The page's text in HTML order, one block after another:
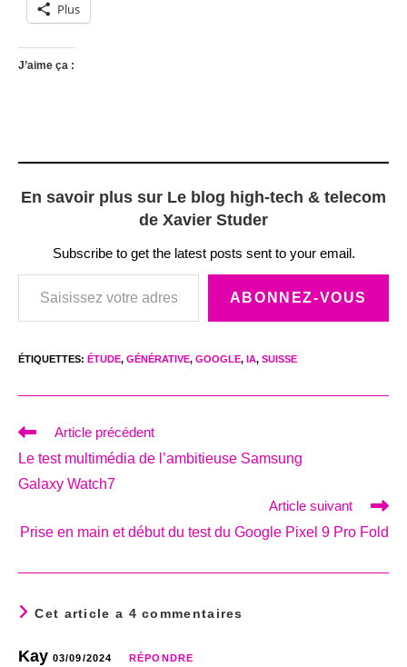
Plus
J’aime ça :
En savoir plus sur Le blog high-tech & telecom
de Xavier Studer
Subscribe to get the latest posts sent to your email.
Saisissez votre adresse e-mail…
ABONNEZ-VOUS
ÉTIQUETTES: ÉTUDE, GÉNÉRATIVE, GOOGLE, IA, SUISSE
Read
articles
Article précédent
Le test multimédia de l’ambitieuse Samsung
Galaxy Watch7
Article suivant
Prise en main et début du test du Google Pixel 9 Pro Fold
Cet article a 4 commentaires
Kay 03/09/2024 RÉPONDRE